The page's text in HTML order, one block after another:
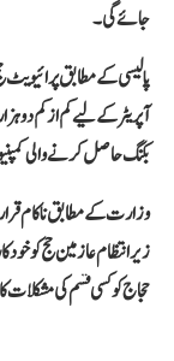
جائے گی۔
پالیسی کے مطابق پرائیویٹ حج
آپریٹر کے لیے کم از کم دو
بکنگ حاصل کرنے والی
وزارت کے مطابق ناکام
زیر انتظام عازمین حج کو
حجاج کو کسی قسم کی مشکلات